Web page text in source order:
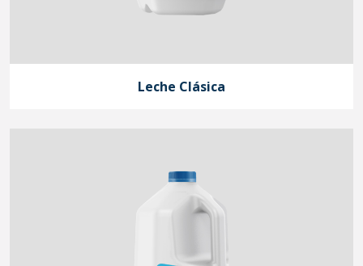
Productos
C.P. 32800
+52 (656) 682 0414
ventas@lanacional.me
Leche Clásica